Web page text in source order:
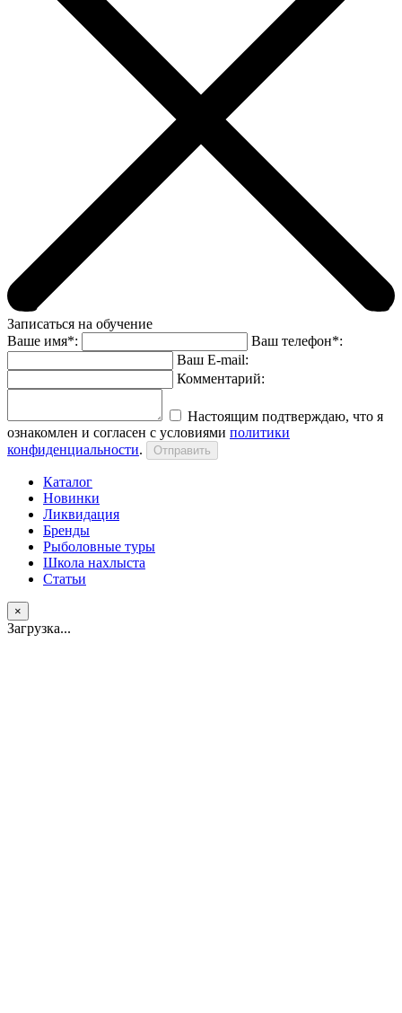
Записаться на обучение
Ваше имя*:
Ваш телефон*:
Ваш E-mail:
Комментарий:
Настоящим подтверждаю, что я
ознакомлен и согласен с условиями политики
конфиденциальности.
Каталог
Новинки
Ликвидация
Бренды
Рыболовные туры
Школа нахлыста
Статьи
×
Загрузка...